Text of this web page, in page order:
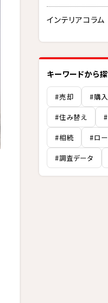
インテリアコラム
キーワードから
#売却 #購入
#住み替え
#相続 #ロ
#調査データ